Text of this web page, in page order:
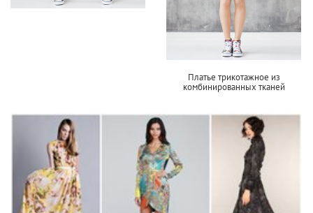
Платье трикотажное из
комбинированных тканей